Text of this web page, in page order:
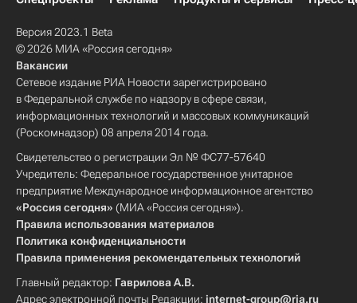
Версия 2023.1 Beta
© 2026 МИА «Россия сегодня»
Вакансии
Сетевое издание РИА Новости зарегистрировано
в Федеральной службе по надзору в сфере связи,
информационных технологий и массовых коммуникаций
(Роскомнадзор) 08 апреля 2014 года.
Свидетельство о регистрации Эл № ФС77-57640
Учредитель: Федеральное государственное унитарное
предприятие Международное информационное агентство
«Россия сегодня» (МИА «Россия сегодня»).
Правила использования материалов
Политика конфиденциальности
Правила применения рекомендательных технологий
Главный редактор: Гаврилова А.В.
Адрес электронной почты Редакции: internet-group@ria.ru